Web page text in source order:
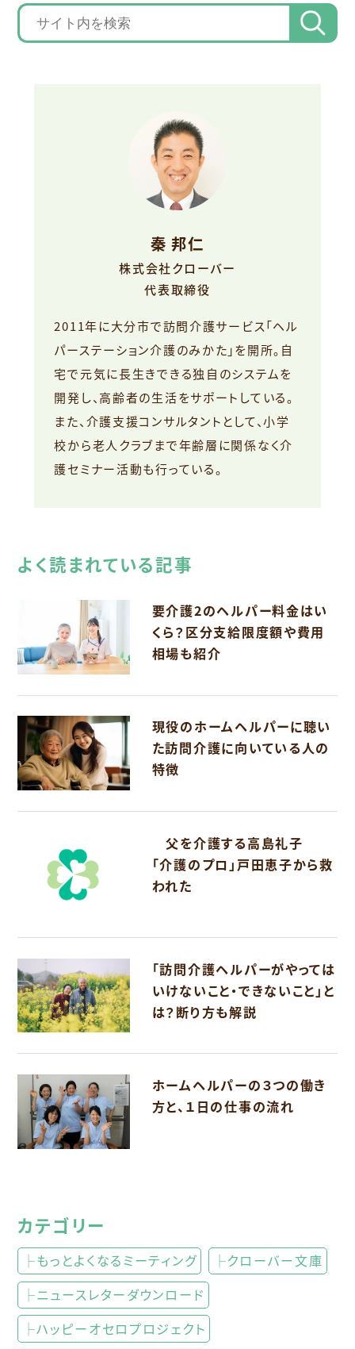
秦 邦仁
株式会社クローバー
代表取締役
2011年に大分市で訪問介護サービス「ヘル
パーステーション介護のみかた」を開所。自
宅で元気に長生きできる独自のシステムを
開発し、高齢者の生活をサポートしている。
また、介護支援コンサルタントとして、小学
校から老人クラブまで年齢層に関係なく介
護セミナー活動も行っている。
よく読まれている記事
要介護2のヘルパー料金はい
くら？区分支給限度額や費用
相場も紹介
現役のホームヘルパーに聴い
た訪問介護に向いている人の
特徴
父を介護する高島礼子
「介護のプロ」戸田恵子から救
われた
「訪問介護ヘルパーがやっては
いけないこと・できないこと」と
は？断り方も解説
ホームヘルパーの３つの働き
方と、１日の仕事の流れ
カテゴリー
├もっとよくなるミーティング
├クローバー文庫
├ニュースレターダウンロード
├ハッピーオセロプロジェクト